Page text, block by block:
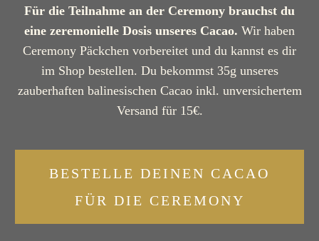
Für die Teilnahme an der Ceremony brauchst du
eine zeremonielle Dosis unseres Cacao. Wir haben
Ceremony Päckchen vorbereitet und du kannst es dir
im Shop bestellen. Du bekommst 35g unseres
zauberhaften balinesischen Cacao inkl. unversichertem
Versand für 15€.
BESTELLE DEINEN CACAO
FÜR DIE CEREMONY